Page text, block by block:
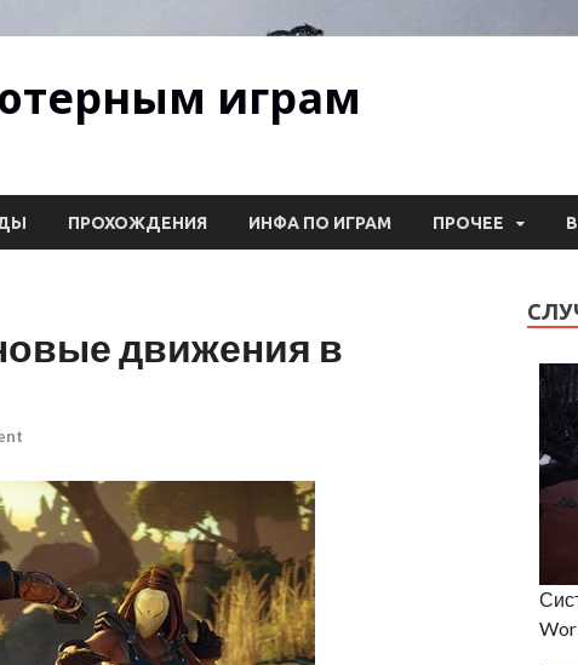
играм
ПРОХОЖДЕНИЯ ИНФА ПО ИГРАМ ПРОЧЕЕ
движения в